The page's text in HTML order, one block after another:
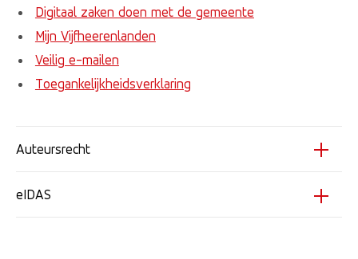
Digitaal zaken doen met de gemeente
Mijn Vijfheerenlanden
Veilig e-mailen
Toegankelijkheidsverklaring
Auteursrecht
eIDAS